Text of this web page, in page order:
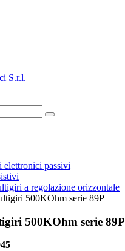
elettronici passivi
a regolazione orizzontale
500KOhm serie 89P
500KOhm serie 89P